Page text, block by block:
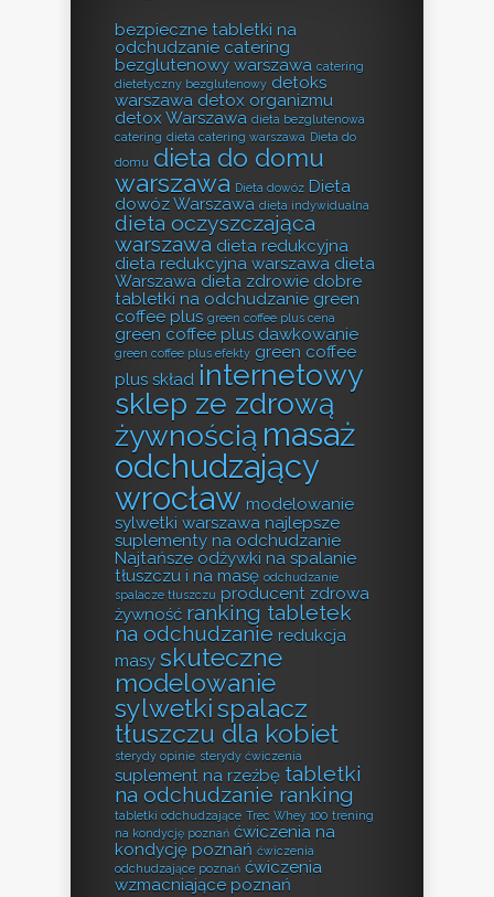
bezpieczne tabletki na
odchudzanie catering
bezglutenowy warszawa catering
dietetyczny bezglutenowy detoks
warszawa detox organizmu
detox Warszawa dieta bezglutenowa
catering dieta catering warszawa Dieta do
domu dieta do domu
warszawa Dieta dowóz Dieta
dowóz Warszawa dieta indywidualna
dieta oczyszczająca
warszawa dieta redukcyjna
dieta redukcyjna warszawa dieta
Warszawa dieta zdrowie dobre
tabletki na odchudzanie green
coffee plus green coffee plus cena
green coffee plus dawkowanie
green coffee plus efekty green coffee
plus skład internetowy
sklep ze zdrową
żywnością masaż
odchudzający
wrocław modelowanie
sylwetki warszawa najlepsze
suplementy na odchudzanie
Najtańsze odżywki na spalanie
tłuszczu i na masę odchudzanie
spalacze tłuszczu producent zdrowa
żywność ranking tabletek
na odchudzanie redukcja
masy skuteczne
modelowanie
sylwetkispalacz
tłuszczu dla kobiet
sterydy opinie sterydy ćwiczenia
suplement na rzeźbę tabletki
na odchudzanie ranking
tabletki odchudzające Trec Whey 100 trening
na kondycję poznań ćwiczenia na
kondycję poznań ćwiczenia
odchudzające poznań ćwiczenia
wzmacniające poznań